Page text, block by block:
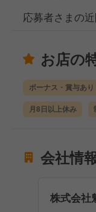
応募者さまの
お店の
ボーナス・賞与あり
月8日以上休み
会社情
株式会社